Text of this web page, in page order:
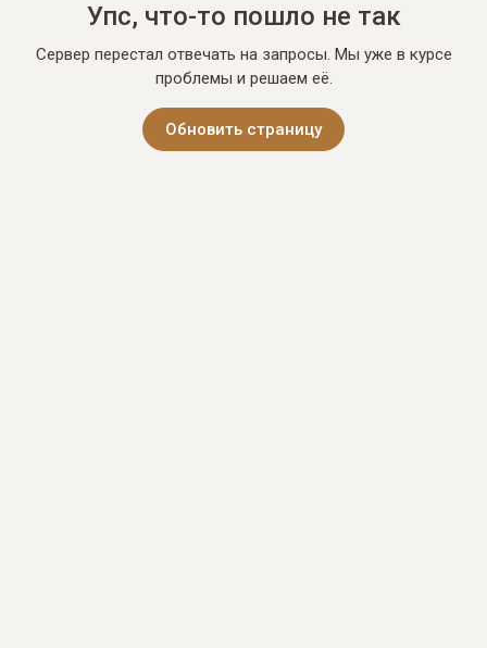
Упс, что-то пошло не так
Сервер перестал отвечать на запросы. Мы уже в курсе
проблемы и решаем её.
Обновить страницу